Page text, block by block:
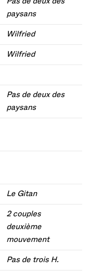
paysans
Wilfried
Wilfried
Pas de deux des
paysans
Le Gitan
2 couples
deuxième
mouvement
Pas de trois H.